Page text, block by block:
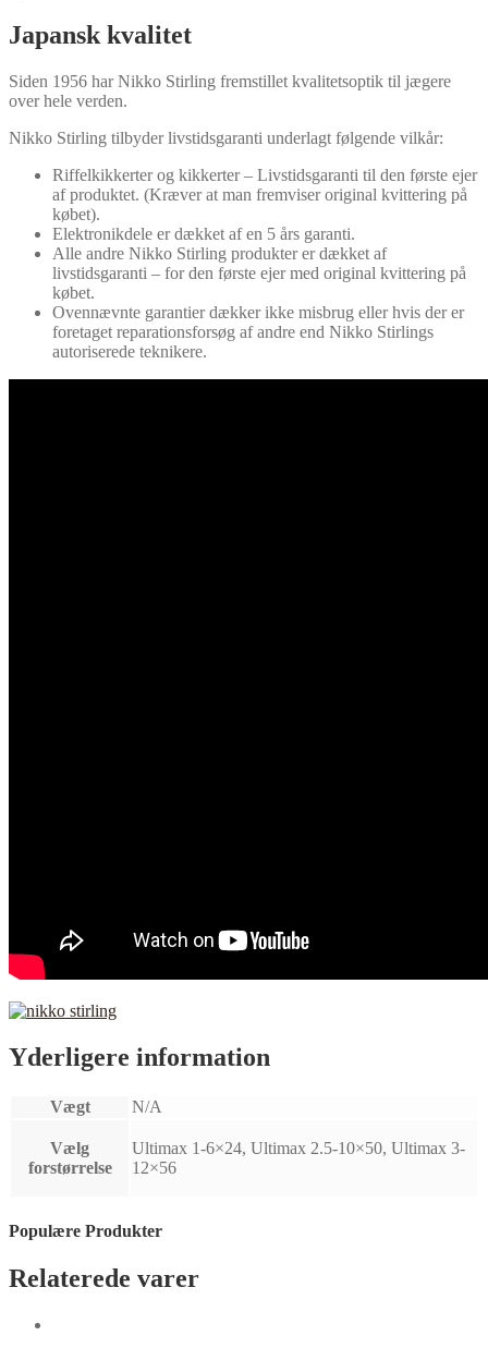
Japansk kvalitet
Siden 1956 har Nikko Stirling fremstillet kvalitetsoptik til jægere
over hele verden.
Nikko Stirling tilbyder livstidsgaranti underlagt følgende vilkår:
Riffelkikkerter og kikkerter – Livstidsgaranti til den første ejer
af produktet. (Kræver at man fremviser original kvittering på
købet).
Elektronikdele er dækket af en 5 års garanti.
Alle andre Nikko Stirling produkter er dækket af
livstidsgaranti – for den første ejer med original kvittering på
købet.
Ovennævnte garantier dækker ikke misbrug eller hvis der er
foretaget reparationsforsøg af andre end Nikko Stirlings
autoriserede teknikere.
Yderligere information
Vægt N/A
Vælg
forstørrelse
Ultimax 1-6×24, Ultimax 2.5-10×50, Ultimax 3-
12×56
Populære Produkter
Relaterede varer